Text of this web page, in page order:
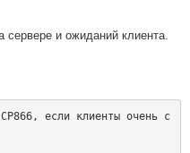
сервере и ожиданий клиента.